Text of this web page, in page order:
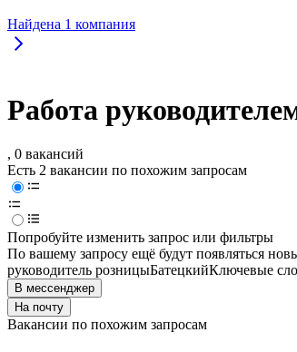
Найдена 1 компания
Работа
, 0 вакансий
Есть 2 вакансии по похожим запросам
Попробуйте изменить запрос или фильтры
По вашему запросу ещё будут появляться
руководитель розницыБатецкийКлючевые
В мессенджер
На почту
Вакансии по похожим запросам